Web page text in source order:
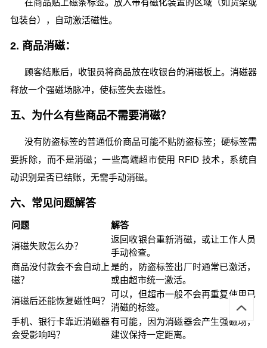
在商品贴上磁条标签。放入带有磁化装置的区域（如货架或
包装台），自动激活磁性。
2. 商品消磁：
顾客结账后，收银员将商品放在收银台的消磁板上。消磁器
释放一个强磁场脉冲，使标签失去磁性。
五、为什么有些商品不需要消磁？
没有防盗标签的普通低价商品可能不贴防盗标签；硬标签需
要拆除，而不是消磁；一些高端超市使用 RFID 技术，系统自
动识别是否已结账，无需手动消磁。
六、常见问题解答
问题 解答
消磁失败怎么办？
返回收银台重新消磁，或让工作人员
手动检查。
商品没付款会不会自动上
磁？
是的，防盗标签出厂时通常已激活，
或由超市统一激活。
消磁后还能恢复磁性吗？
可以，但超市一般不会再重复使用已
消磁的标签。
手机、银行卡靠近消磁器
会受影响吗？
有可能，因为消磁器会产生强磁场，
建议保持一定距离。